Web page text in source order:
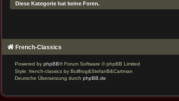
Diese Kategorie hat keine Foren.
French-Classics
Powered byphpBB® Forum Software © phpBB Limited
Style: french-classics by Bullfrog&StefanB&Cartman
Deutsche Übersetzung durchphpBB.de